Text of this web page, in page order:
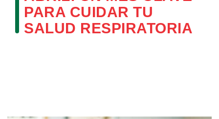
PARA CUIDAR TU
SALUD RESPIRATORIA